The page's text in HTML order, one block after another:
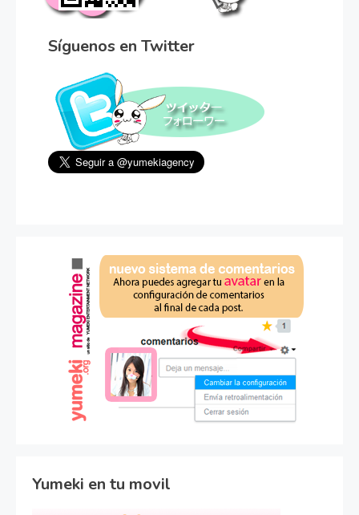
Síguenos en Twitter
Yumeki en tu movil